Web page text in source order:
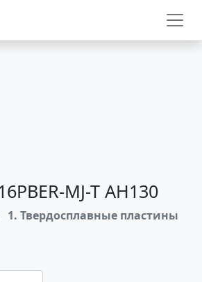
MJ-T AH130
1. Твердосплавные пластины